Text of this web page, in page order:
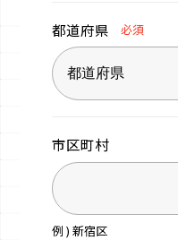
都道府県 必須
市区町村
例 ) 新宿区